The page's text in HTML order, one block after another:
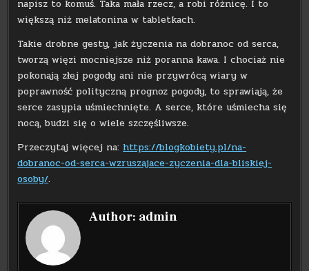
napisz to komuś. Taka mała rzecz, a robi różnicę. I to
większą niż melatonina w tabletkach.
Takie drobne gesty, jak życzenia na dobranoc od serca,
tworzą więzi mocniejsze niż poranna kawa. I chociaż nie
pokonają złej pogody ani nie przywrócą wiary w
poprawność polityczną prognoz pogody, to sprawiają, że
serce zasypia uśmiechnięte. A serce, które uśmiecha się
nocą, budzi się o wiele szczęśliwsze.
Przeczytaj więcej na:https://blogkobiety.pl/na-
dobranoc-od-serca-wzruszajace-zyczenia-dla-bliskiej-
osoby/.
Author: admin